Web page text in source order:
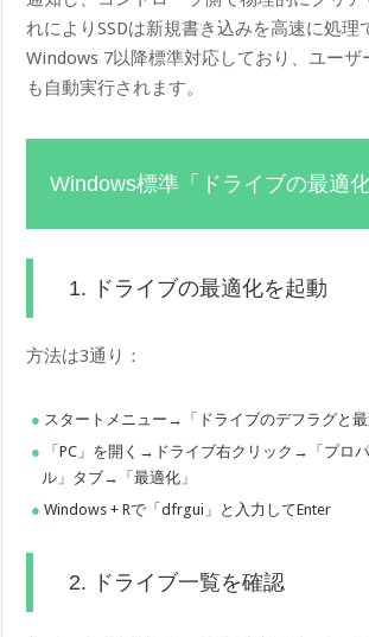
れによりSSDは新規書き込みを高速に処理
Windows 7以降標準対応しており、ユーザ
も自動実行されます。
Windows標準「ドライブの最適
1. ドライブの最適化を起動
方法は3通り：
スタートメニュー→「ドライブのデフラグと
「PC」を開く→ドライブ右クリック→「プロ
ル」タブ→「最適化」
Windows + Rで「dfrgui」と入力してEnter
2. ドライブ一覧を確認